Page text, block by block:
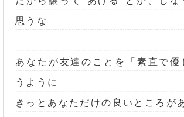
思うな
あなたが友達のことを「素直で優
うように
きっとあなただけの良いところが